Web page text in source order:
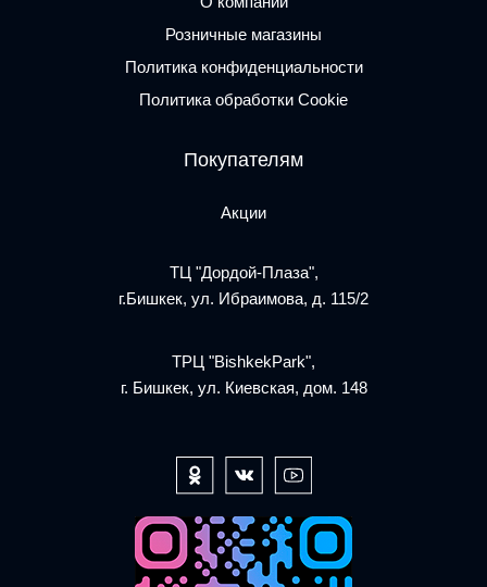
Розничные магазины
Политика конфиденциальности
Политика обработки Cookie
Покупателям
Акции
ТЦ "Дордой-Плаза",
г.Бишкек, ул. Ибраимова, д. 115/2
ТРЦ "BishkekPark",
г. Бишкек, ул. Киевская, дом. 148